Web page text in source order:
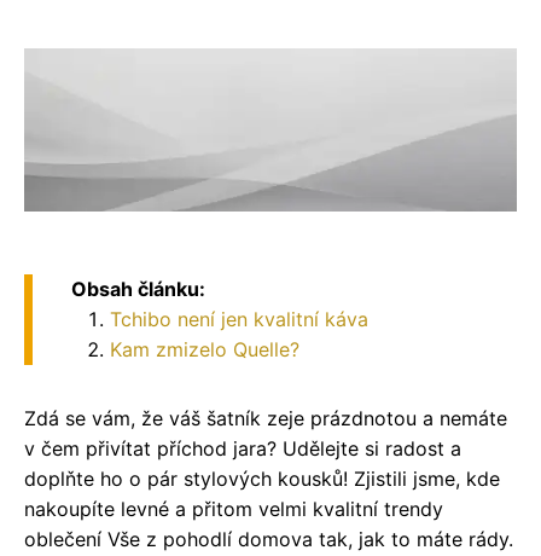
Obsah článku:
Tchibo není jen kvalitní káva
Kam zmizelo Quelle?
Zdá se vám, že váš šatník zeje prázdnotou a nemáte
v čem přivítat příchod jara? Udělejte si radost a
doplňte ho o pár stylových kousků! Zjistili jsme, kde
nakoupíte levné a přitom velmi kvalitní trendy
oblečení Vše z pohodlí domova tak, jak to máte rády.